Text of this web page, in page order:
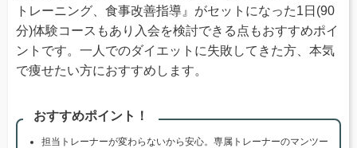
トレーニング、食事改善指導』がセットになった1日(90
分)体験コースもあり入会を検討できる点もおすすめポイ
ントです。一人でのダイエットに失敗してきた方、本気
で痩せたい方におすすめします。
おすすめポイント！
担当トレーナーが変わらないから安心。専属トレーナーのマンツー